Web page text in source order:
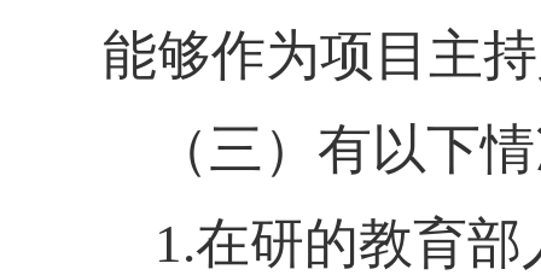
能够作为项目主
（三）有以下
1.在研的教育